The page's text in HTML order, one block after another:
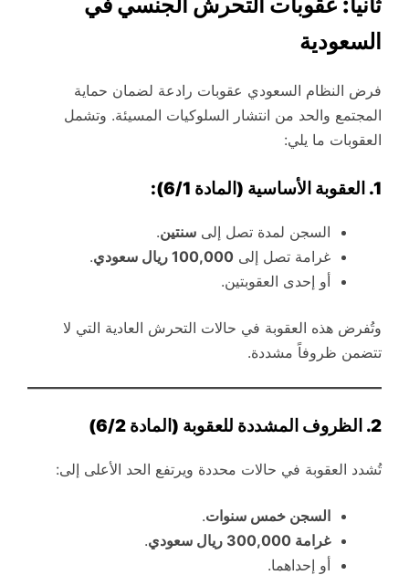
ثانياً: عقوبات التحرش الجنسي في
السعودية
فرض النظام السعودي عقوبات رادعة لضمان حماية
المجتمع والحد من انتشار السلوكيات المسيئة. وتشمل
العقوبات ما يلي:
1. العقوبة الأساسية (المادة 6/1):
السجن لمدة تصل إلى سنتين.
غرامة تصل إلى 100,000 ريال سعودي
.
أو إحدى العقوبتين.
وتُفرض هذه العقوبة في حالات التحرش العادية التي لا
تتضمن ظروفاً مشددة.
2. الظروف المشددة للعقوبة (المادة 6/2)
تُشدد العقوبة في حالات محددة ويرتفع الحد الأعلى إلى:
السجن خمس سنوات.
غرامة 300,000 ريال سعودي
.
أو إحداهما.